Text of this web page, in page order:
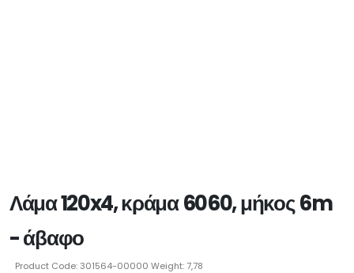
Λάμα 120x4, κράμα 6060, μήκος 6m
- άβαφο
Product Code: 301564-00000 Weight: 7,78